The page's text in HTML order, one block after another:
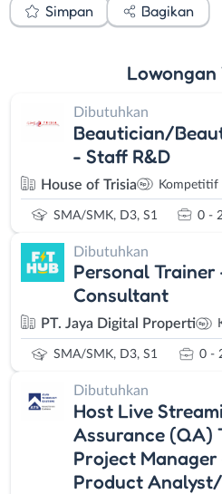
Simpan Bagikan
Lowongan
Dibutuhkan
Beautician/
- Staff R&D
House of Trisia Kompetitif
SMA/SMK, D3, S1 0 -
Dibutuhkan
Personal Trainer
Consultant
PT. Jaya Digital Properti
SMA/SMK, D3, S1 0 -
Dibutuhkan
Host Live
Assurance (QA)
Project
Product